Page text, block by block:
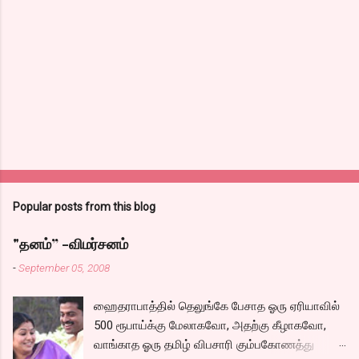
Popular posts from this blog
"தனம்” -விமர்சனம்
-September 05, 2008
ஹைதராபாத்தில் தெலுங்கே பேசாத ஓரு ஏரியாவில்
500 ரூபாய்க்கு மேலாகவோ, அதற்கு கீழாகவோ,
வாங்காத ஓரு தமிழ் விபசாரி கும்பகோணத்து